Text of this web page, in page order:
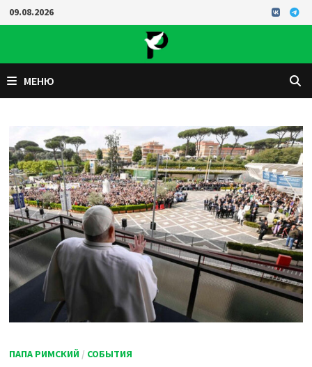
Перейти
к
09.08.2026
МЕНЮ
ПАПА РИМСКИЙ / СОБЫТИЯ